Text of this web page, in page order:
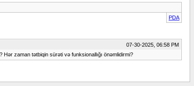
PDA
07-30-2025, 06:58 PM
zaman tətbiqin sürəti və funksionallığı önəmlidirmi?